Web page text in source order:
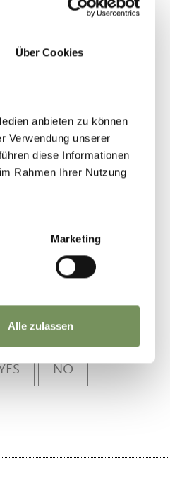
Über Cookies
anbieten zu können
Verwendung unserer
diese Informationen
Rahmen Ihrer Nutzung
Marketing
Alle zulassen
NO